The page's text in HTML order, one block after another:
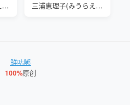
三浦恵理子(みうらえりこ Eriko Miura) 和年轻电工聊得很开心 三浦恵理子(みうらえりこ Eriko Miura) 和年轻电工聊得很开心
鲜咕嘟
100%原创